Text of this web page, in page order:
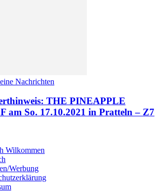
Nachrichten
THE PINEAPPLE
am So. 17.10.2021 in Pratteln – Z7
Wilkommen
Werbung